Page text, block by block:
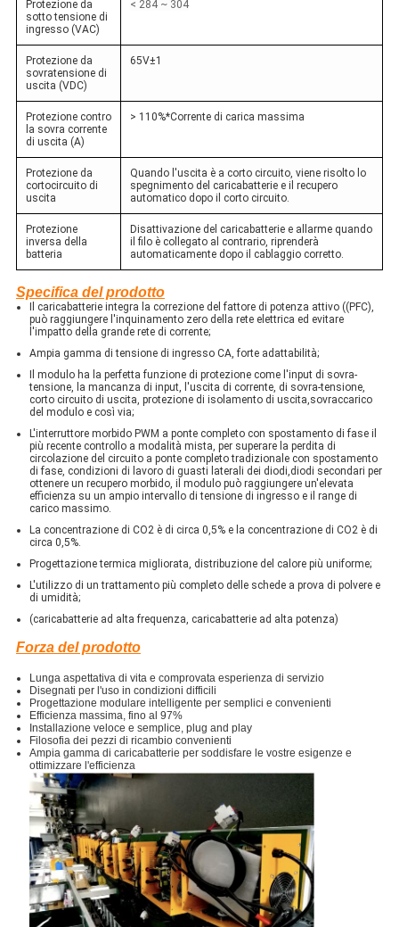
Protezione da
sotto tensione di
ingresso (VAC)
< 284 ~ 304
Protezione da
sovratensione di
uscita (VDC)
65V±1
Protezione contro
la sovra corrente
di uscita (A)
> 110%*Corrente di carica massima
Protezione da
cortocircuito di
uscita
Quando l'uscita è a corto circuito, viene risolto lo
spegnimento del caricabatterie e il recupero
automatico dopo il corto circuito.
Protezione
inversa della
batteria
Disattivazione del caricabatterie e allarme quando
il filo è collegato al contrario, riprenderà
automaticamente dopo il cablaggio corretto.
Specifica del prodotto
Il caricabatterie integra la correzione del fattore di potenza attivo ((PFC),
può raggiungere l'inquinamento zero della rete elettrica ed evitare
l'impatto della grande rete di corrente;
Ampia gamma di tensione di ingresso CA, forte adattabilità;
Il modulo ha la perfetta funzione di protezione come l'input di sovra-
tensione, la mancanza di input, l'uscita di corrente, di sovra-tensione,
corto circuito di uscita, protezione di isolamento di uscita,sovraccarico
del modulo e così via;
L'interruttore morbido PWM a ponte completo con spostamento di fase il
più recente controllo a modalità mista, per superare la perdita di
circolazione del circuito a ponte completo tradizionale con spostamento
di fase, condizioni di lavoro di guasti laterali dei diodi,diodi secondari per
ottenere un recupero morbido, il modulo può raggiungere un'elevata
efficienza su un ampio intervallo di tensione di ingresso e il range di
carico massimo.
La concentrazione di CO2 è di circa 0,5% e la concentrazione di CO2 è di
circa 0,5%.
Progettazione termica migliorata, distribuzione del calore più uniforme;
L'utilizzo di un trattamento più completo delle schede a prova di polvere e
di umidità;
(caricabatterie ad alta frequenza, caricabatterie ad alta potenza)
Forza del prodotto
Lunga aspettativa di vita e comprovata esperienza di servizio
Disegnati per l'uso in condizioni difficili
Progettazione modulare intelligente per semplici e convenienti
Efficienza massima, fino al 97%
Installazione veloce e semplice, plug and play
Filosofia dei pezzi di ricambio convenienti
Ampia gamma di caricabatterie per soddisfare le vostre esigenze e
ottimizzare l'efficienza